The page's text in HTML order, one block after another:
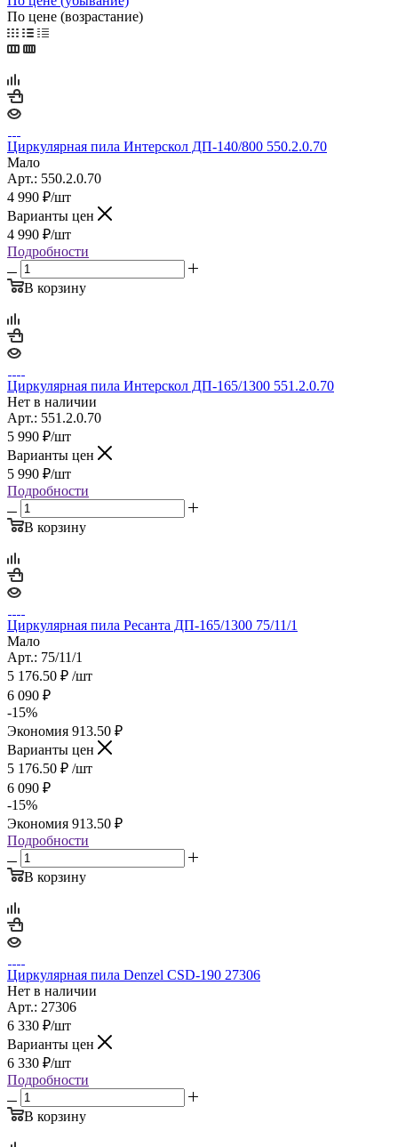
По цене (возрастание)
Циркулярная пила Интерскол ДП-140/800 550.2.0.70
Мало
Арт.: 550.2.0.70
4 990 ₽/шт
Варианты цен
4 990 ₽/шт
Подробности
В корзину
Циркулярная пила Интерскол ДП-165/1300 551.2.0.70
Нет в наличии
Арт.: 551.2.0.70
5 990 ₽/шт
Варианты цен
5 990 ₽/шт
Подробности
В корзину
Циркулярная пила Ресанта ДП-165/1300 75/11/1
Мало
Арт.: 75/11/1
5 176.50 ₽ /шт
6 090 ₽
-15%
Экономия 913.50 ₽
Варианты цен
5 176.50 ₽ /шт
6 090 ₽
-15%
Экономия 913.50 ₽
Подробности
В корзину
Циркулярная пила Denzel CSD-190 27306
Нет в наличии
Арт.: 27306
6 330 ₽/шт
Варианты цен
6 330 ₽/шт
Подробности
В корзину